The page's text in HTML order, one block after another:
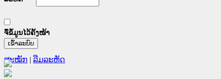
ຈື່ຂໍ້ມູນໄວ້ຄັ້ງໜ້າ
ສະໝັກ | ລືມລະຫັດ